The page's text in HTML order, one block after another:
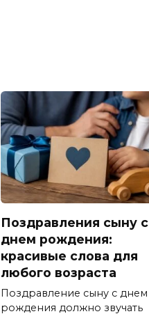
Поздравления сыну с
днем рождения:
красивые слова для
любого возраста
Поздравление сыну с днем
рождения должно звучать